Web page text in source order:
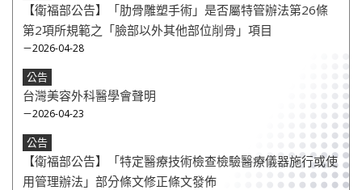
【衛福部公告】「肋骨雕塑手術」是否屬特管辦法第26條
第2項所規範之「臉部以外其他部位削骨」項目
－2026-04-28
公告
台灣美容外科醫學會聲明
－2026-04-23
公告
【衛福部公告】「特定醫療技術檢查檢驗醫療儀器施行或使
用管理辦法」部分條文修正條文發佈